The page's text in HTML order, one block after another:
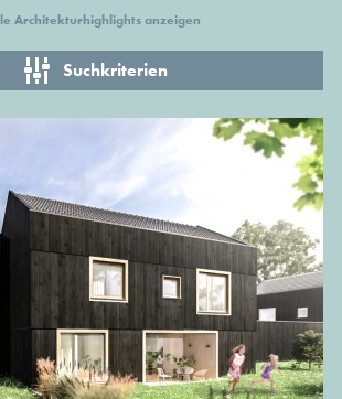
Architekturhighlights anzeigen
Suchkriterien